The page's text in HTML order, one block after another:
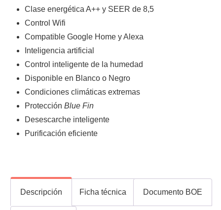
Clase energética A++ y SEER de 8,5
Control Wifi
Compatible Google Home y Alexa
Inteligencia artificial
Control inteligente de la humedad
Disponible en Blanco o Negro
Condiciones climáticas extremas
Protección Blue Fin
Desescarche inteligente
Purificación eficiente
Descripción Ficha técnica Documento BOE